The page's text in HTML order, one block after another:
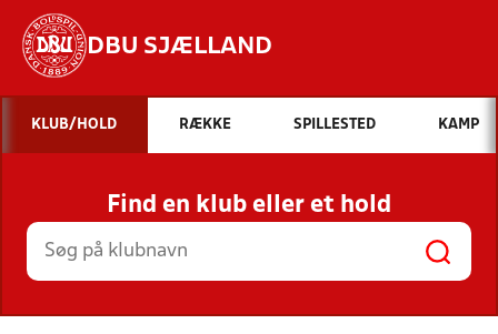
DBU SJÆLLAND
Hvad vil du søge efter?
INDHOLD OG NYHEDER
STILLINGER, RESULTATER, KLUBBER OG
HOLD
KLUB/HOLD RÆKKE SPILLESTED KAMP
Find en klub eller et hold